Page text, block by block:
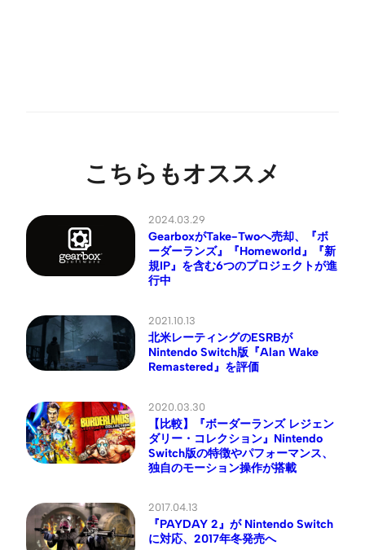
こちらもオススメ
2024.03.29
GearboxがTake-Twoへ売却、『ボ
ーダーランズ』『Homeworld』『新
規IP』を含む6つのプロジェクトが進
行中
2021.10.13
北米レーティングのESRBが
Nintendo Switch版『Alan Wake
Remastered』を評価
2020.03.30
【比較】『ボーダーランズ レジェン
ダリー・コレクション』Nintendo
Switch版の特徴やパフォーマンス、
独自のモーション操作が搭載
2017.04.13
『PAYDAY 2』が Nintendo Switch
に対応、2017年冬発売へ